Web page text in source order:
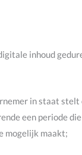
inhoud
in staat
een periode
mogelijk maakt;